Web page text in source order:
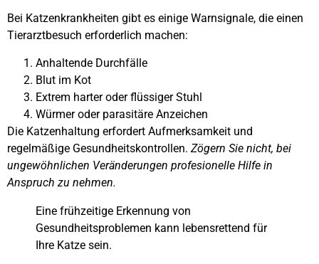
Bei Katzenkrankheiten gibt es einige Warnsignale, die einen
Tierarztbesuch erforderlich machen:
Anhaltende Durchfälle
Blut im Kot
Extrem harter oder flüssiger Stuhl
Würmer oder parasitäre Anzeichen
Die Katzenhaltung erfordert Aufmerksamkeit und
regelmäßige Gesundheitskontrollen. Zögern Sie nicht, bei
ungewöhnlichen Veränderungen profesionelle Hilfe in
Anspruch zu nehmen.
Eine frühzeitige Erkennung von
Gesundheitsproblemen kann lebensrettend für
Ihre Katze sein.